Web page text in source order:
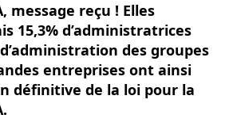
message reçu ! Elles
15,3% d’administratrices
des groupes
entreprises ont ainsi
définitive de la loi pour la